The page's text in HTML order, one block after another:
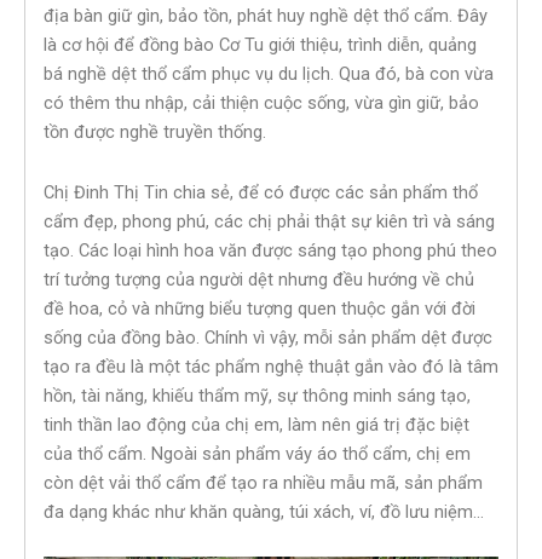
địa bàn giữ gìn, bảo tồn, phát huy nghề dệt thổ cẩm. Đây
là cơ hội để đồng bào Cơ Tu giới thiệu, trình diễn, quảng
bá nghề dệt thổ cẩm phục vụ du lịch. Qua đó, bà con vừa
có thêm thu nhập, cải thiện cuộc sống, vừa gìn giữ, bảo
tồn được nghề truyền thống.
Chị Đinh Thị Tin chia sẻ, để có được các sản phẩm thổ
cẩm đẹp, phong phú, các chị phải thật sự kiên trì và sáng
tạo. Các loại hình hoa văn được sáng tạo phong phú theo
trí tưởng tượng của người dệt nhưng đều hướng về chủ
đề hoa, cỏ và những biểu tượng quen thuộc gắn với đời
sống của đồng bào. Chính vì vậy, mỗi sản phẩm dệt được
tạo ra đều là một tác phẩm nghệ thuật gắn vào đó là tâm
hồn, tài năng, khiếu thẩm mỹ, sự thông minh sáng tạo,
tinh thần lao động của chị em, làm nên giá trị đặc biệt
của thổ cẩm. Ngoài sản phẩm váy áo thổ cẩm, chị em
còn dệt vải thổ cẩm để tạo ra nhiều mẫu mã, sản phẩm
đa dạng khác như khăn quàng, túi xách, ví, đồ lưu niệm…